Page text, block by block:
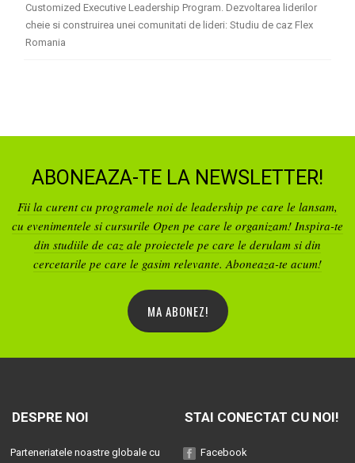
Customized Executive Leadership Program. Dezvoltarea liderilor
cheie si construirea unei comunitati de lideri: Studiu de caz Flex
Romania
ABONEAZA-TE LA NEWSLETTER!
Fii la curent cu programele noi de leadership pe care le lansam,
cu evenimentele si cursurile Open pe care le organizam! Inspira-te
din studiile de caz ale proiectele pe care le derulam si din
cercetarile pe care le gasim relevante. Aboneaza-te acum!
MA ABONEZ!
DESPRE NOI
Parteneriatele noastre globale cu
STAI CONECTAT CU NOI!
Facebook